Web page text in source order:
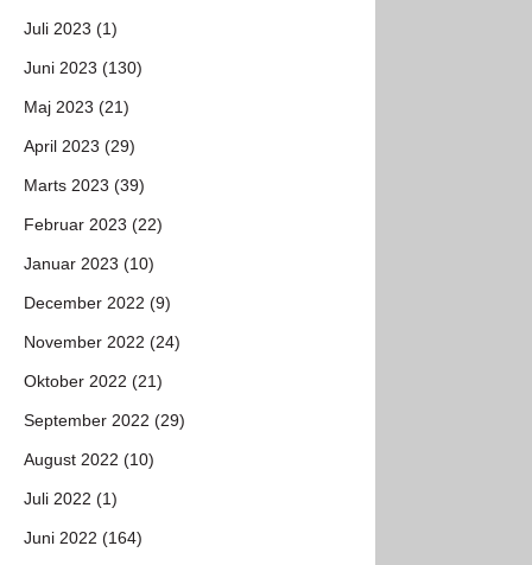
Juli 2023 (1)
Juni 2023 (130)
Maj 2023 (21)
April 2023 (29)
Marts 2023 (39)
Februar 2023 (22)
Januar 2023 (10)
December 2022 (9)
November 2022 (24)
Oktober 2022 (21)
September 2022 (29)
August 2022 (10)
Juli 2022 (1)
Juni 2022 (164)